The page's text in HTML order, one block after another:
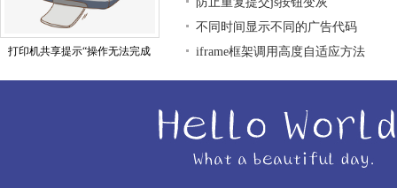
打印机共享提示“操作无法完成
不同时间显示不同的广告代码
iframe框架调用高度自适应方法